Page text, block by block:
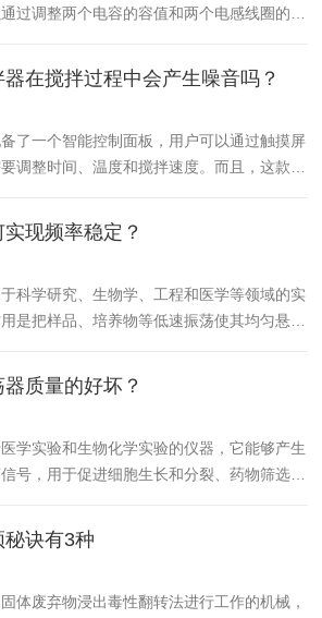
过调整两个电容的容值和两个电感线圈的电
联谐振、并联反馈、串联反馈等。根据应...
在搅拌过程中会产生噪音吗？
了一个智能控制面板，用户可以通过触摸屏
调整时间、温度和搅拌速度。而且，这款搅
务。在搅拌过程中有可能会产生噪音，为
现频率稳定？
科学研究、生物学、工程和医学等领域的实
用是把样品、培养物等低速振荡使其均匀悬
用高质量的元器件首先，要想实现回旋式
质量的好坏？
学实验和生物化学实验的仪器，它能够产生
号，用于促进细胞生长和分裂、药物筛选等
别药物振荡器质量的好坏的几个方面：振
诀有3种
体废弃物浸出毒性翻转法进行工作的机械，